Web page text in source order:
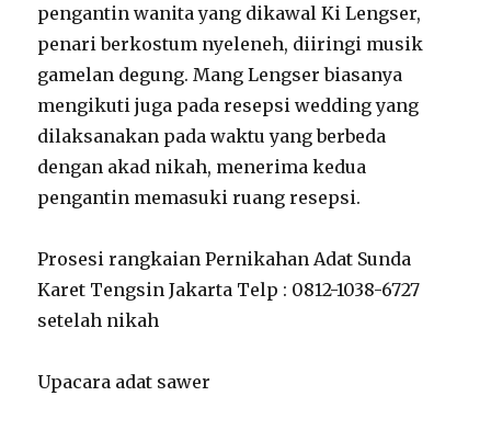
pengantin wanita yang dikawal Ki Lengser,
penari berkostum nyeleneh, diiringi musik
gamelan degung. Mang Lengser biasanya
mengikuti juga pada resepsi wedding yang
dilaksanakan pada waktu yang berbeda
dengan akad nikah, menerima kedua
pengantin memasuki ruang resepsi.
Prosesi rangkaian Pernikahan Adat Sunda
Karet Tengsin Jakarta Telp : 0812-1038-6727
setelah nikah
Upacara adat sawer